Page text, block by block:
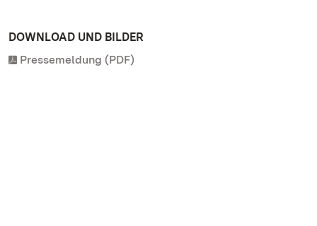
DOWNLOAD UND BILDER
Pressemeldung (PDF)